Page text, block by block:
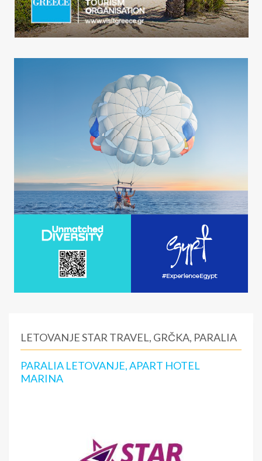
LETOVANJE STAR TRAVEL, GRČKA, PARALIA
PARALIA LETOVANJE, APART HOTEL
MARINA